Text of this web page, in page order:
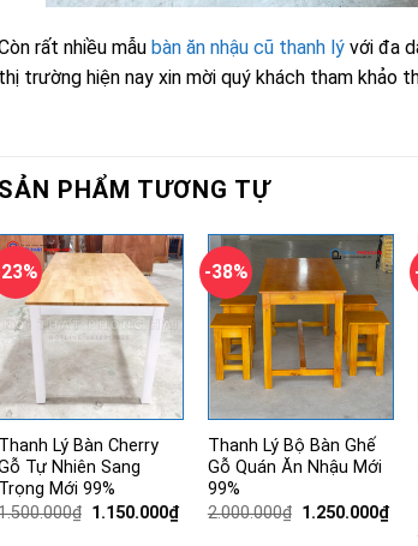
rất nhiều mẫu bàn ăn nhậu cũ thanh lý với đa
thị trường hiện nay xin mời quý khách tham khảo
SẢN PHẨM TƯƠNG TỰ
Thanh Lý Bàn Cherry
Tự Nhiên Sang
Trọng Mới 99%
₫ Giá
1.150.000₫Giá
-38%
Thanh Lý Bộ Bàn Ghế
Gỗ Quán Ăn Nhậu Mới
99%
2.000.000₫ Giá
1.250.000₫Giá